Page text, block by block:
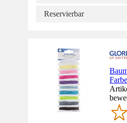
Reservierbar